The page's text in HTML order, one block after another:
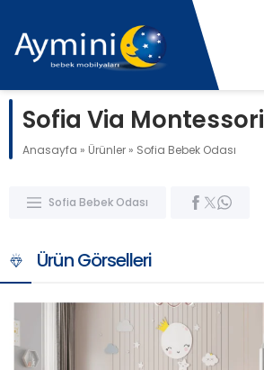
Sofia Via Montessori
Anasayfa » Ürünler » Sofia Bebek Odası
Sofia Bebek Odası
Ürün Görselleri